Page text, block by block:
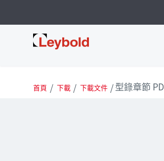
Leybold 台灣
首頁 下載 下載文件 型錄章節